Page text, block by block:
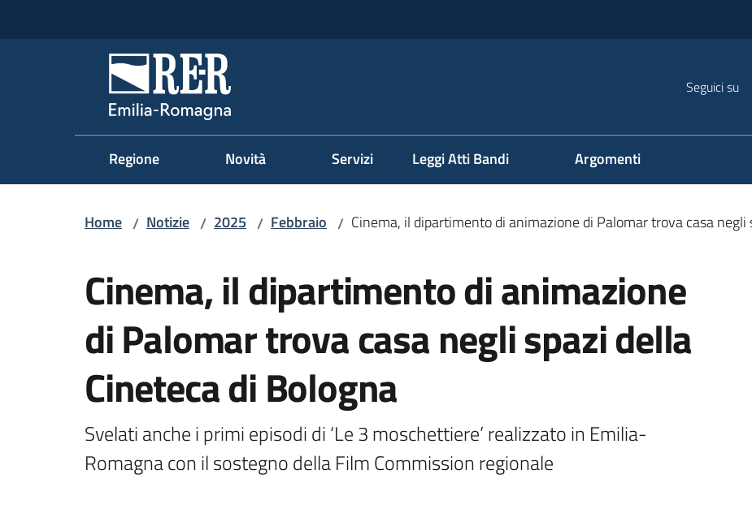
Regione Emilia-Romagna Seguici su
Regione Novità Servizi Leggi Atti Bandi Argomenti
Home / Notizie / 2025 / Febbraio / Cinema, il dipartimento di animazione di Palomar trova casa negli
Cinema, il dipartimento di animazione
di Palomar trova casa negli spazi della
Cineteca di Bologna
Svelati anche i primi episodi di ‘Le 3 moschettiere’ realizzato in Emilia-
Romagna con il sostegno della Film Commission regionale